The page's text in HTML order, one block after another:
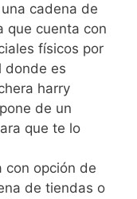
cadena de
que cuenta con
físicos por
donde es
harry
de un
que te lo
con opción de
de tiendas o